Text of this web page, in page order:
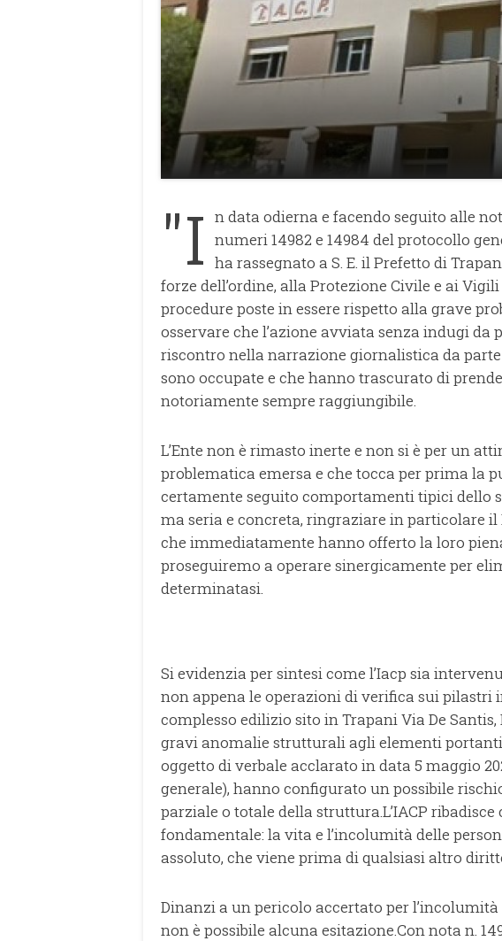
"I n data odierna e facendo seguito alle
numeri 14982 e 14984 del protocollo
ha rassegnato a S. E. il Prefetto di
forze dell’ordine, alla Protezione Civile e ai
procedure poste in essere rispetto alla grave
osservare che l’azione avviata senza indugi da
riscontro nella narrazione giornalistica da
sono occupate e che hanno trascurato di
notoriamente sempre raggiungibile.
L’Ente non è rimasto inerte e non si è per un
problematica emersa e che tocca per prima la
certamente seguito comportamenti tipici dello
ma seria e concreta, ringraziare in particolare il
che immediatamente hanno offerto la loro
proseguiremo a operare sinergicamente per
determinatasi.
Si evidenzia per sintesi come l’Iacp sia
non appena le operazioni di verifica sui pilastri
complesso edilizio sito in Trapani Via De
gravi anomalie strutturali agli elementi
oggetto di verbale acclarato in data 5 maggio
generale), hanno configurato un possibile
parziale o totale della struttura.L’IACP
fondamentale: la vita e l’incolumità delle
assoluto, che viene prima di qualsiasi altro
Dinanzi a un pericolo accertato per
non è possibile alcuna esitazione.Con nota n.